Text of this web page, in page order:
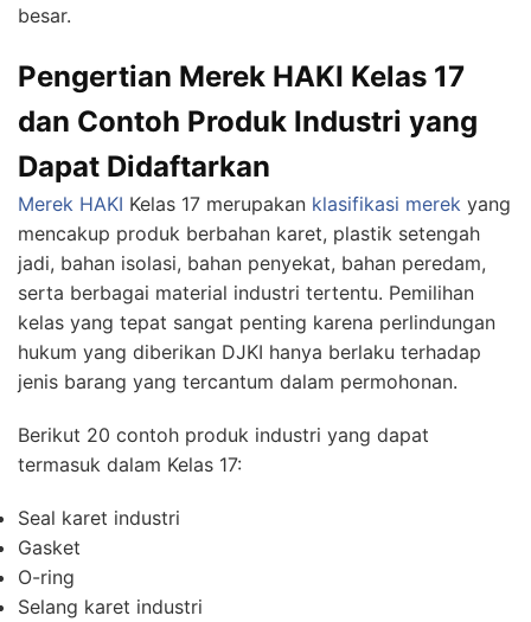
besar.
Pengertian Merek HAKI Kelas 17
dan Contoh Produk Industri yang
Dapat Didaftarkan
Merek HAKI Kelas 17 merupakan klasifikasi merek yang
mencakup produk berbahan karet, plastik setengah
jadi, bahan isolasi, bahan penyekat, bahan peredam,
serta berbagai material industri tertentu. Pemilihan
kelas yang tepat sangat penting karena perlindungan
hukum yang diberikan DJKI hanya berlaku terhadap
jenis barang yang tercantum dalam permohonan.
Berikut 20 contoh produk industri yang dapat
termasuk dalam Kelas 17:
Seal karet industri
Gasket
O-ring
Selang karet industri